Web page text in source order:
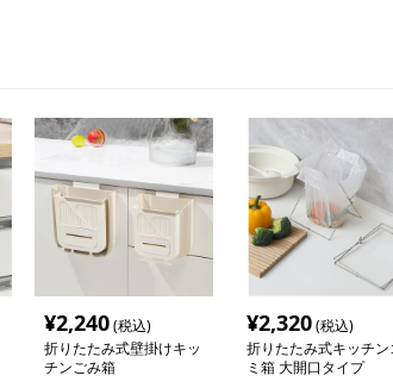
¥2,240(税込)
折りたたみ式壁掛けキッ
チンごみ箱
¥2,320(税込)
折りたたみ式キッチン
ミ箱 大開口タイプ